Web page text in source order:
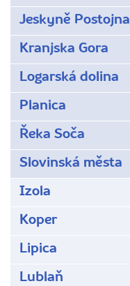
Jeskyně Postojna
Kranjska Gora
Logarská dolina
Planica
Řeka Soča
Slovinská města
Izola
Koper
Lipica
Lublaň